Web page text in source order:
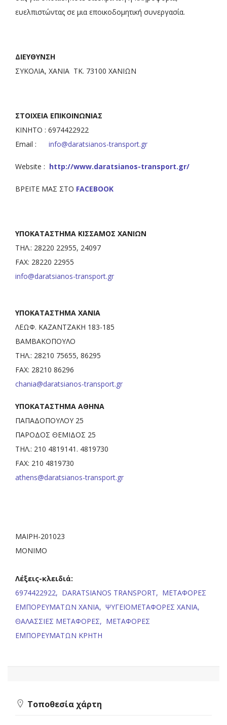
ευελπιστώντας σε μια εποικοδομητική συνεργασία.
ΔΙΕΥΘΥΝΣΗ
ΣΥΚΟΛΙΑ, ΧΑΝΙΑ ΤΚ. 73100 ΧΑΝΙΩΝ
ΣΤΟΙΧΕΙΑ ΕΠΙΚΟΙΝΩΝΙΑΣ
ΚΙΝΗΤΟ : 6974422922
Email : info@daratsianos-transport.gr
Website : http://www.daratsianos-transport.gr/
ΒΡΕΙΤΕ ΜΑΣ ΣΤΟ FACEBOOK
ΥΠΟΚΑΤΑΣΤΗΜΑ ΚΙΣΣΑΜΟΣ ΧΑΝΙΩΝ
ΤΗΛ.: 28220 22955, 24097
FAX: 28220 22955
info@daratsianos-transport.gr
ΥΠΟΚΑΤΑΣΤΗΜΑ ΧΑΝΙΑ
ΛΕΩΦ. ΚΑΖΑΝΤΖΑΚΗ 183-185
ΒΑΜΒΑΚΟΠΟΥΛΟ
ΤΗΛ.: 28210 75655, 86295
FAX: 28210 86296
chania@daratsianos-transport.gr
ΥΠΟΚΑΤΑΣΤΗΜΑ ΑΘΗΝΑ
ΠΑΠΑΔΟΠΟΥΛΟΥ 25
ΠΑΡΟΔΟΣ ΘΕΜΙΔΟΣ 25
ΤΗΛ.: 210 4819141. 4819730
FAX: 210 4819730
athens@daratsianos-transport.gr
ΜΑΙΡΗ-201023
ΜΟΝΙΜΟ
Λέξεις-κλειδιά:
6974422922, DARATSIANOS TRANSPORT, ΜΕΤΑΦΟΡΕΣ
ΕΜΠΟΡΕΥΜΑΤΩΝ ΧΑΝΙΑ, ΨΥΓΕΙΟΜΕΤΑΦΟΡΕΣ ΧΑΝΙΑ,
ΘΑΛΑΣΣΙΕΣ ΜΕΤΑΦΟΡΕΣ, ΜΕΤΑΦΟΡΕΣ
ΕΜΠΟΡΕΥΜΑΤΩΝ ΚΡΗΤΗ
Τοποθεσία χάρτη